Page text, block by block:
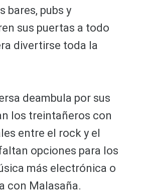
bares, pubs y
sus puertas a todo
divertirse toda la
deambula por sus
los treintañeros con
entre el rock y el
opciones para los
más electrónica o
con Malasaña.